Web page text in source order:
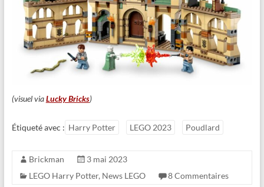
(visuel viaLucky Bricks)
Étiqueté avec : Harry Potter LEGO 2023 Poudlard
Brickman
3 mai 2023
LEGO Harry Potter, News LEGO 8 Commentaires